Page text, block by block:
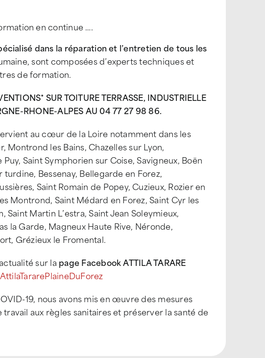
en continue ….
dans la réparation et l’entretien de tous les
sont composées d’experts techniques et
de formation.
SUR TOITURE TERRASSE, INDUSTRIELLE
RHONE-ALPES AU 04 77 27 98 86.
au cœur de la Loire notamment dans les
Montrond les Bains, Chazelles sur Lyon,
Saint Symphorien sur Coise, Savigneux, Boën
Bessenay, Bellegarde en Forez,
Saint Romain de Popey, Cuzieux, Rozier en
Montrond, Saint Médard en Forez, Saint Cyr les
Saint Martin L’estra, Saint Jean Soleymieux,
la Garde, Magneux Haute Rive, Néronde,
Grézieux le Fromental.
sur la page Facebook ATTILA TARARE
19, nous avons mis en œuvre des mesures
aux règles sanitaires et préserver la santé de